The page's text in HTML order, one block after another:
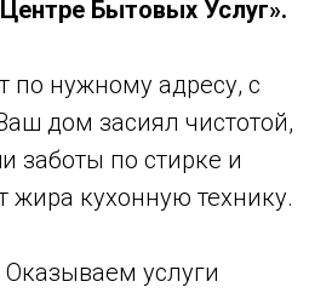
Бытовых Услуг».
по нужному адресу, с
дом засиял чистотой,
заботы по стирке и
жира кухонную технику.
услуги